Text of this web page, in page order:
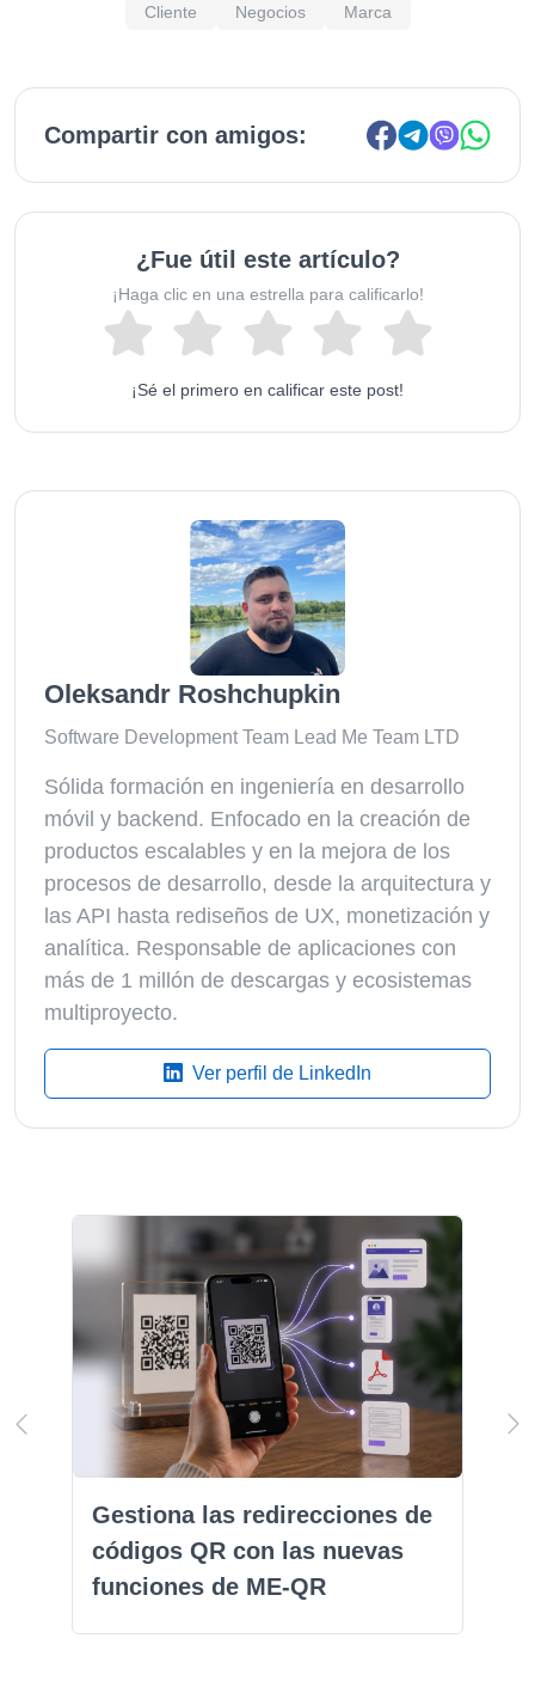
Cliente Negocios Marca
Compartir con amigos:
¿Fue útil este artículo?
¡Haga clic en una estrella para calificarlo!
¡Sé el primero en calificar este post!
Oleksandr Roshchupkin
Software Development Team Lead Me Team LTD
Sólida formación en ingeniería en desarrollo
móvil y backend. Enfocado en la creación de
productos escalables y en la mejora de los
procesos de desarrollo, desde la arquitectura y
las API hasta rediseños de UX, monetización y
analítica. Responsable de aplicaciones con
más de 1 millón de descargas y ecosistemas
multiproyecto.
Ver perfil de LinkedIn
Gestiona las redirecciones de
códigos QR con las nuevas
funciones de ME-QR